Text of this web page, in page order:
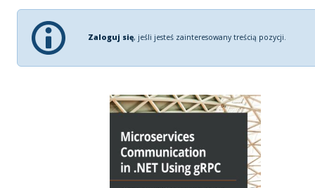
Zaloguj się, jeśli jesteś zainteresowany treścią pozycji.